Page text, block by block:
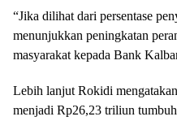
“Jika dilihat dari persentase
menunjukkan peningkatan
masyarakat kepada Bank
Lebih lanjut Rokidi
menjadi Rp26,23 triliun